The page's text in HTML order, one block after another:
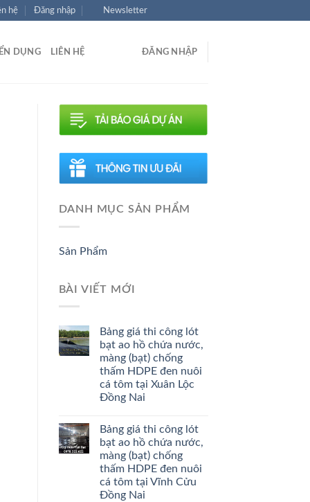
hệ Đăng nhập Newsletter
DỤNG LIÊN HỆ ĐĂNG NHẬP
DANH MỤC SẢN PHẨM
Sản Phẩm
BÀI VIẾT MỚI
Bảng giá thi công lót
bạt ao hồ chứa nước,
màng (bạt) chống
thấm HDPE đen nuôi
cá tôm tại Xuân Lộc
Đồng Nai
Bảng giá thi công lót
bạt ao hồ chứa nước,
màng (bạt) chống
thấm HDPE đen nuôi
cá tôm tại Vĩnh Cửu
Đồng Nai